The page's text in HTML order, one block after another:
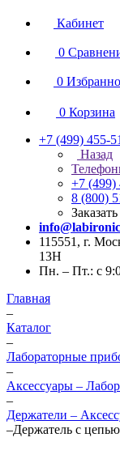
Кабинет
0
0
0 Корзина
+7 (499) 455-
Назад
+7 (499)
8 (800)
115551, г.
13Н
Пн. – Пт.: с
Главная
–
Каталог
–
Лабораторные
–
Аксессуары –
–
Держатели –
–Держатель с